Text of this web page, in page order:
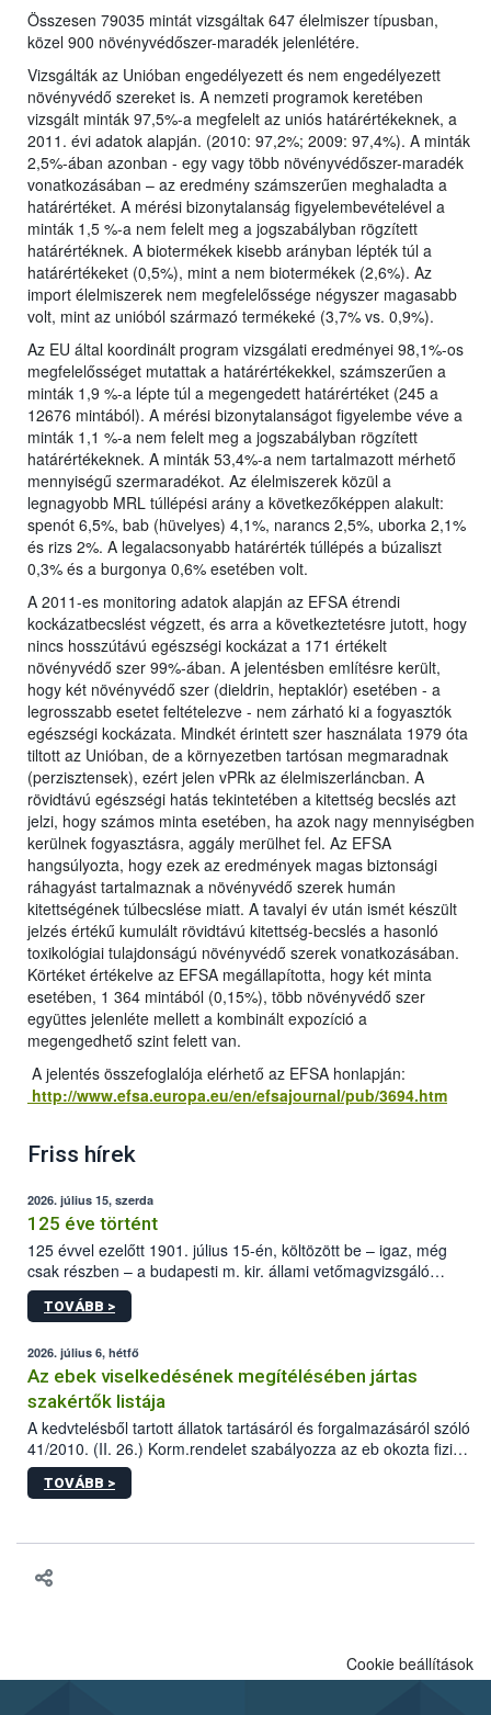
Összesen 79035 mintát vizsgáltak 647 élelmiszer típusban,
közel 900 növényvédőszer-maradék jelenlétére.
Vizsgálták az Unióban engedélyezett és nem engedélyezett
növényvédő szereket is. A nemzeti programok keretében
vizsgált minták 97,5%-a megfelelt az uniós határértékeknek, a
2011. évi adatok alapján. (2010: 97,2%; 2009: 97,4%). A minták
2,5%-ában azonban - egy vagy több növényvédőszer-maradék
vonatkozásában – az eredmény számszerűen meghaladta a
határértéket. A mérési bizonytalanság figyelembevételével a
minták 1,5 %-a nem felelt meg a jogszabályban rögzített
határértéknek. A biotermékek kisebb arányban lépték túl a
határértékeket (0,5%), mint a nem biotermékek (2,6%). Az
import élelmiszerek nem megfelelőssége négyszer magasabb
volt, mint az unióból származó termékeké (3,7% vs. 0,9%).
Az EU által koordinált program vizsgálati eredményei 98,1%-os
megfelelősséget mutattak a határértékekkel, számszerűen a
minták 1,9 %-a lépte túl a megengedett határértéket (245 a
12676 mintából). A mérési bizonytalanságot figyelembe véve a
minták 1,1 %-a nem felelt meg a jogszabályban rögzített
határértékeknek. A minták 53,4%-a nem tartalmazott mérhető
mennyiségű szermaradékot. Az élelmiszerek közül a
legnagyobb MRL túllépési arány a következőképpen alakult:
spenót 6,5%, bab (hüvelyes) 4,1%, narancs 2,5%, uborka 2,1%
és rizs 2%. A legalacsonyabb határérték túllépés a búzaliszt
0,3% és a burgonya 0,6% esetében volt.
A 2011-es monitoring adatok alapján az EFSA étrendi
kockázatbecslést végzett, és arra a következtetésre jutott, hogy
nincs hosszútávú egészségi kockázat a 171 értékelt
növényvédő szer 99%-ában. A jelentésben említésre került,
hogy két növényvédő szer (dieldrin, heptaklór) esetében - a
legrosszabb esetet feltételezve - nem zárható ki a fogyasztók
egészségi kockázata. Mindkét érintett szer használata 1979 óta
tiltott az Unióban, de a környezetben tartósan megmaradnak
(perzisztensek), ezért jelen vPRk az élelmiszerláncban. A
rövidtávú egészségi hatás tekintetében a kitettség becslés azt
jelzi, hogy számos minta esetében, ha azok nagy mennyiségben
kerülnek fogyasztásra, aggály merülhet fel. Az EFSA
hangsúlyozta, hogy ezek az eredmények magas biztonsági
ráhagyást tartalmaznak a növényvédő szerek humán
kitettségének túlbecslése miatt. A tavalyi év után ismét készült
jelzés értékű kumulált rövidtávú kitettség-becslés a hasonló
toxikológiai tulajdonságú növényvédő szerek vonatkozásában.
Körtéket értékelve az EFSA megállapította, hogy két minta
esetében, 1 364 mintából (0,15%), több növényvédő szer
együttes jelenléte mellett a kombinált expozíció a
megengedhető szint felett van.
A jelentés összefoglalója elérhető az EFSA honlapján:
http://www.efsa.europa.eu/en/efsajournal/pub/3694.htm
Friss hírek
2026. július 15, szerda
125 éve történt
125 évvel ezelőtt 1901. július 15-én, költözött be – igaz, még
csak részben – a budapesti m. kir. állami vetőmagvizsgáló
állomás a Kis Rókus utca 15. szám alatti, Czigler Győző által
tervezett új épületébe.
TOVÁBB >
2026. július 6, hétfő
Az ebek viselkedésének megítélésében jártas
szakértők listája
A kedvtelésből tartott állatok tartásáról és forgalmazásáról szóló
41/2010. (II. 26.) Korm.rendelet szabályozza az eb okozta fizikai
sérülés, illetve ennek veszélye keletkezésekor felmerülő
hatósági feladatokat, valamint a veszélyes eb tartását és annak
TOVÁBB >
Cookie beállítások